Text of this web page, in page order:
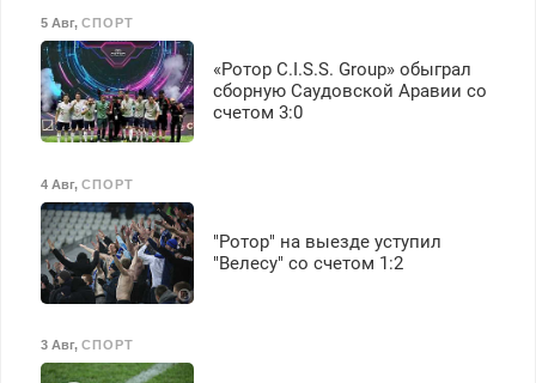
5 Авг, СПОРТ
«Ротор C.I.S.S. Group» обыграл
сборную Саудовской Аравии со
счетом 3:0
4 Авг, СПОРТ
"Ротор" на выезде уступил
"Велесу" со счетом 1:2
3 Авг, СПОРТ